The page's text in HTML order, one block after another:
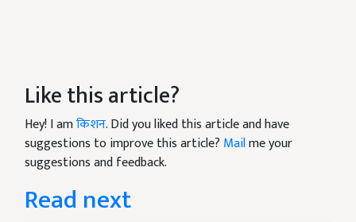
Like this article?
Hey! I amकिशन. Did you liked this article and have
suggestions to improve this article? Mailme your
suggestions and feedback.
Read next